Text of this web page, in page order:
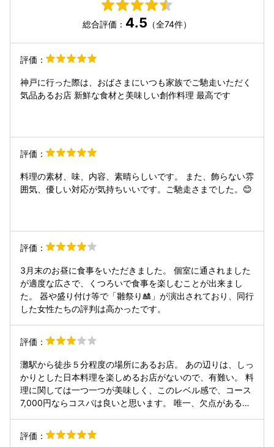
総合評価： 4.5 （全74件）
評価：
神戸に行った際は、おばさまにいつも家族でご馳走いただく
気品あるお店 新鮮な食材と美味しい創作料理 最高です
評価：
料理の素材、味、内容、素晴らしいです。 また、飾らない雰
囲気、優しい対応が気持ちいいです。ご馳走さまでした。😊
評価：
3月末のお昼に食事をいただきました。 個室に通されました
が適度な広さで、くつろいで食事を楽しむことが出来まし
た。 器や盛り付け等で「雛祭り🎎」が演出されており、同行
した女性たちの評判は高かったです。
評価：
灘駅から徒歩５分程度の場所にあるお店。 あの辺りは、しっ
かりとした日本料理を楽しめるお店がないので、有難い。 料
理に関しては一つ一つが美味しく、このレベル感で、コース
7,000円ならコスパは良いと思います。 唯一、欠点があると
チイチ立って呼びに行くか、声を大きくして呼ばないといけ
ないところ。 日本酒に関しては、日本料理のお店なので、も
評価：